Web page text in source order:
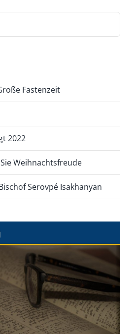
Fastenzeit
2022
Weihnachtsfreude
Serovpé Isakhanyan